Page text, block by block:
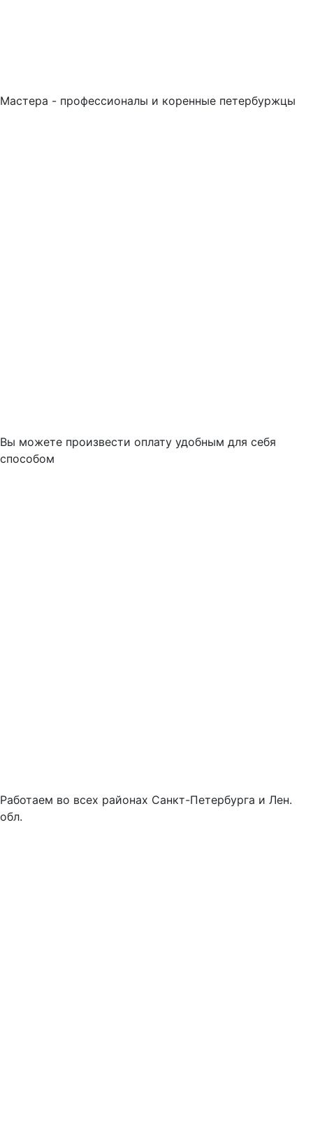
Мастера - профессионалы и коренные петербуржцы
Вы можете произвести оплату удобным для себя
способом
Работаем во всех районах Санкт-Петербурга и Лен.
обл.